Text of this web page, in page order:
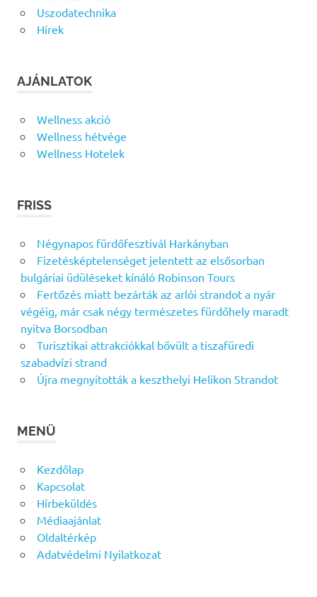
Uszodatechnika
Hírek
AJÁNLATOK
Wellness akció
Wellness hétvége
Wellness Hotelek
FRISS
Négynapos fürdőfesztivál Harkányban
Fizetésképtelenséget jelentett az elsősorban
bulgáriai üdüléseket kínáló Robinson Tours
Fertőzés miatt bezárták az arlói strandot a nyár
végéig, már csak négy természetes fürdőhely maradt
nyitva Borsodban
Turisztikai attrakciókkal bővült a tiszafüredi
szabadvízi strand
Újra megnyitották a keszthelyi Helikon Strandot
MENÜ
Kezdőlap
Kapcsolat
Hírbeküldés
Médiaajánlat
Oldaltérkép
Adatvédelmi Nyilatkozat